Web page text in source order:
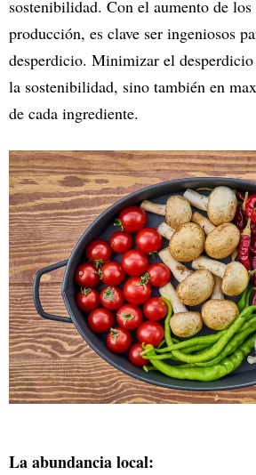
sostenibilidad. Con el aumento de los
producción, es clave ser ingeniosos
desperdicio. Minimizar el desperdicio
la sostenibilidad, sino también en
de cada ingrediente.
La abundancia local: